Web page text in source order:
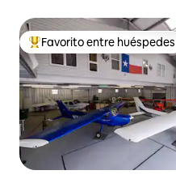
Favorito entre los
Favorito entre huéspedes